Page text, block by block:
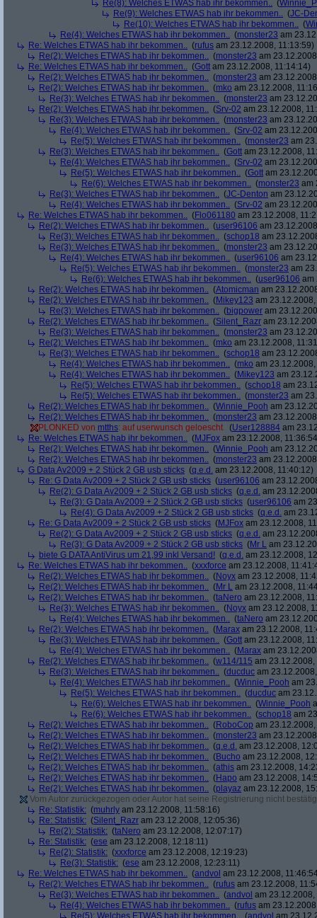
Re(8): Welches ETWAS hab ihr bekommen.. (
Re(9): Welches ETWAS hab ihr bekommen.. (JC-
Re(10): Welches ETWAS hab ihr bekommen.. (
Re(4): Welches ETWAS hab ihr bekommen.. (monster23 am
Re: Welches ETWAS hab ihr bekommen.. (rufus am 23.12.2008, 11:13:59)
Re(2): Welches ETWAS hab ihr bekommen.. (monster23 am
Re: Welches ETWAS hab ihr bekommen.. (Gott am 23.12.2008, 11:14:14)
Re(2): Welches ETWAS hab ihr bekommen.. (monster23 am
Re(2): Welches ETWAS hab ihr bekommen.. (mko am 23.12.2008,
Re(3): Welches ETWAS hab ihr bekommen.. (monster23 am
Re(2): Welches ETWAS hab ihr bekommen.. (Srv-02 am 23.12.2008,
Re(3): Welches ETWAS hab ihr bekommen.. (monster23 am
Re(4): Welches ETWAS hab ihr bekommen.. (Srv-02 am
Re(5): Welches ETWAS hab ihr bekommen.. (monster23 am
Re(3): Welches ETWAS hab ihr bekommen.. (Gott am 23.12.2008,
Re(4): Welches ETWAS hab ihr bekommen.. (Srv-02 am
Re(5): Welches ETWAS hab ihr bekommen.. (Gott am
Re(6): Welches ETWAS hab ihr bekommen.. (monster23 am
Re(3): Welches ETWAS hab ihr bekommen.. (JC-Denton am
Re(4): Welches ETWAS hab ihr bekommen.. (Srv-02 am
Re: Welches ETWAS hab ihr bekommen.. (Flo061180 am 23.12.2008,
Re(2): Welches ETWAS hab ihr bekommen.. (user96106 am
Re(3): Welches ETWAS hab ihr bekommen.. (schop18 am
Re(3): Welches ETWAS hab ihr bekommen.. (monster23 am
Re(4): Welches ETWAS hab ihr bekommen.. (user96106 am
Re(5): Welches ETWAS hab ihr bekommen.. (monster23 am
Re(6): Welches ETWAS hab ihr bekommen.. (user96106 am
Re(2): Welches ETWAS hab ihr bekommen.. (Atomicman am
Re(2): Welches ETWAS hab ihr bekommen.. (Mikey123 am
Re(3): Welches ETWAS hab ihr bekommen.. (bigpower am
Re(2): Welches ETWAS hab ihr bekommen.. (Silent_Razr am
Re(3): Welches ETWAS hab ihr bekommen.. (monster23 am
Re(2): Welches ETWAS hab ihr bekommen.. (mko am 23.12.2008,
Re(3): Welches ETWAS hab ihr bekommen.. (schop18 am
Re(4): Welches ETWAS hab ihr bekommen.. (mko am
Re(4): Welches ETWAS hab ihr bekommen.. (Mikey123 am
Re(5): Welches ETWAS hab ihr bekommen.. (schop18 am
Re(5): Welches ETWAS hab ihr bekommen.. (monster23 am
Re(2): Welches ETWAS hab ihr bekommen.. (Winnie_Pooh am
Re(2): Welches ETWAS hab ihr bekommen.. (monster23 am
PLONKED von mtths: auf userwunsch geloescht (User128884 am
Re: Welches ETWAS hab ihr bekommen.. (MJFox am 23.12.2008,
Re(2): Welches ETWAS hab ihr bekommen.. (Winnie_Pooh am
Re(2): Welches ETWAS hab ihr bekommen.. (monster23 am
G Data Av2009 + 2 Stück 2 GB usb sticks (q.e.d. am 23.12.2008, 11:40:12)
Re: G Data Av2009 + 2 Stück 2 GB usb sticks (user96106 am
Re(2): G Data Av2009 + 2 Stück 2 GB usb sticks (q.e.d. am
Re(3): G Data Av2009 + 2 Stück 2 GB usb sticks (user96106 am
Re(4): G Data Av2009 + 2 Stück 2 GB usb sticks (q.e.d. am
Re: G Data Av2009 + 2 Stück 2 GB usb sticks (MJFox am 23.12.2008,
Re(2): G Data Av2009 + 2 Stück 2 GB usb sticks (q.e.d. am
Re(3): G Data Av2009 + 2 Stück 2 GB usb sticks (Mr L am
biete G DATA AntiVirus um 21,99 inkl Versand! (q.e.d. am 23.12.2008,
Re: Welches ETWAS hab ihr bekommen.. (xxxforce am 23.12.2008,
Re(2): Welches ETWAS hab ihr bekommen.. (Noyx am 23.12.2008,
Re(2): Welches ETWAS hab ihr bekommen.. (Mr L am 23.12.2008,
Re(2): Welches ETWAS hab ihr bekommen.. (taNero am 23.12.2008,
Re(3): Welches ETWAS hab ihr bekommen.. (Noyx am 23.12.2008,
Re(4): Welches ETWAS hab ihr bekommen.. (taNero am
Re(2): Welches ETWAS hab ihr bekommen.. (Marax am 23.12.2008,
Re(3): Welches ETWAS hab ihr bekommen.. (Gott am 23.12.2008,
Re(4): Welches ETWAS hab ihr bekommen.. (Marax am
Re(2): Welches ETWAS hab ihr bekommen.. (w114/115 am 23.12.2008,
Re(3): Welches ETWAS hab ihr bekommen.. (ducduc am
Re(4): Welches ETWAS hab ihr bekommen.. (Winnie_Pooh am
Re(5): Welches ETWAS hab ihr bekommen.. (ducduc am
Re(6): Welches ETWAS hab ihr bekommen.. (Winnie_Pooh
Re(6): Welches ETWAS hab ihr bekommen.. (schop18 am
Re(2): Welches ETWAS hab ihr bekommen.. (RoboCop am
Re(2): Welches ETWAS hab ihr bekommen.. (monster23 am
Re(2): Welches ETWAS hab ihr bekommen.. (q.e.d. am 23.12.2008,
Re(2): Welches ETWAS hab ihr bekommen.. (Bucho am 23.12.2008,
Re(2): Welches ETWAS hab ihr bekommen.. (athis am 23.12.2008,
Re(2): Welches ETWAS hab ihr bekommen.. (Hapo am 23.12.2008,
Re(2): Welches ETWAS hab ihr bekommen.. (playaz am 23.12.2008,
Vom Autor zurückgezogen oder Autor hat seine Registrierung nicht
Re: Statistik: (muhrly am 23.12.2008, 11:58:16)
Re: Statistik: (Silent_Razr am 23.12.2008, 12:05:36)
Re(2): Statistik: (taNero am 23.12.2008, 12:07:17)
Re: Statistik: (ese am 23.12.2008, 12:18:11)
Re(2): Statistik: (xxxforce am 23.12.2008, 12:19:23)
Re(3): Statistik: (ese am 23.12.2008, 12:23:11)
Re: Welches ETWAS hab ihr bekommen.. (andvol am 23.12.2008,
Re(2): Welches ETWAS hab ihr bekommen.. (rufus am 23.12.2008,
Re(3): Welches ETWAS hab ihr bekommen.. (andvol am
Re(4): Welches ETWAS hab ihr bekommen.. (rufus am
Re(5): Welches ETWAS hab ihr bekommen.. (andvol am